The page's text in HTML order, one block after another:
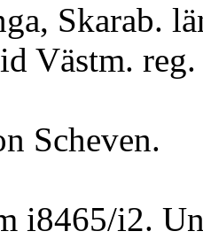
Skarab.
Västm.
Scheven.
i8465/i2.